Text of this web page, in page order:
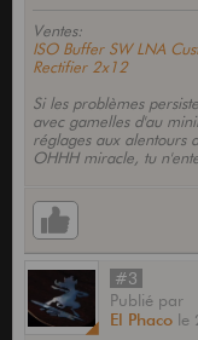
Ventes:
ISO Buffer SW LNA
Rectifier 2x12
Si les problèmes
avec gamelles d'au
réglages aux alentours
OHHH miracle, tu
#3
Publié par
El Phaco le